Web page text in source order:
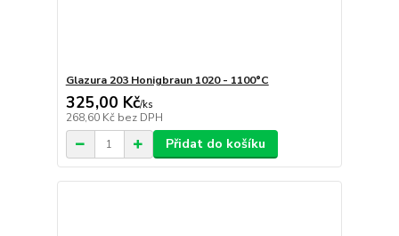
Glazura 203 Honigbraun 1020 - 1100°C
325,00 Kč/ks
268,60 Kč bez DPH
Přidat do košíku